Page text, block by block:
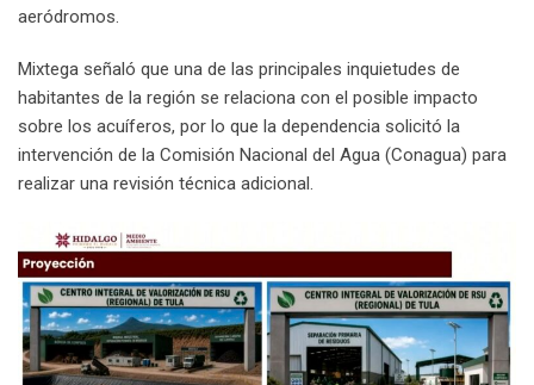
aeródromos.
Mixtega señaló que una de las principales inquietudes de
habitantes de la región se relaciona con el posible impacto
sobre los acuíferos, por lo que la dependencia solicitó la
intervención de la Comisión Nacional del Agua (Conagua) para
realizar una revisión técnica adicional.